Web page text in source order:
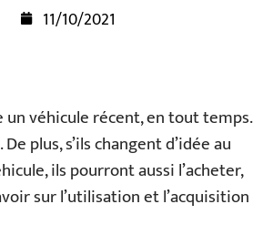
11/10/2021
véhicule récent, en tout temps.
plus, s’ils changent d’idée au
ils pourront aussi l’acheter,
sur l’utilisation et l’acquisition